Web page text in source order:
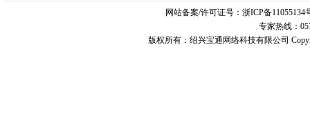
网站备案/许可证号： 浙ICP备11055134
专家热线：
版权所有： 绍兴宝通网络科技有限公司